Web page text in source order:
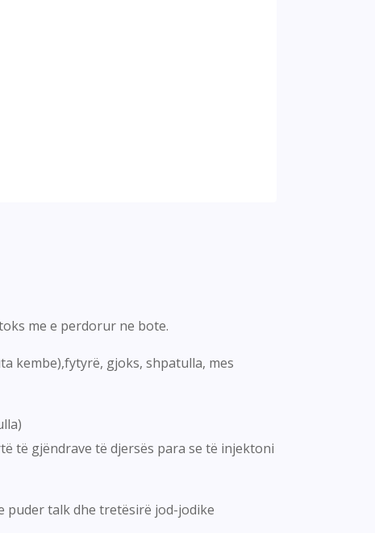
me e perdorur ne bote.
kembe),fytyrë, gjoks, shpatulla, mes
të gjëndrave të djersës para se të injektoni
puder talk dhe tretësirë jod-jodike